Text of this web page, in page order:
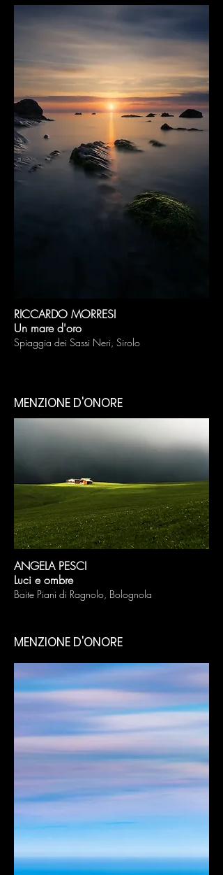
RICCARDO MORRESI
Un mare d'oro
Spiaggia dei Sassi Neri, Sirolo
MENZIONE D'ONORE
ANGELA PESCI
Luci e ombre
Baite Piani di Ragnolo, Bolognola
MENZIONE D'ONORE